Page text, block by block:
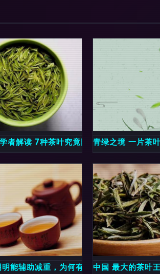
理趣
者解读 7种茶叶究竟因何问题被检出
青绿之境 一片茶
博会见闻
能辅助减重，为何有时越喝越饿？
中国 最大的茶叶